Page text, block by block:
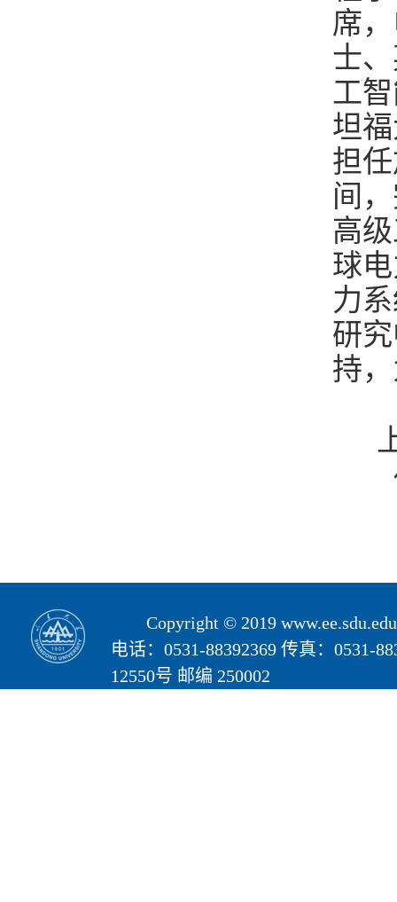
席
士
工
坦
担
间
高
球
力
研
持
Copyright © 2019
电话：0531-88392369 传真：0531-
12550号 邮编 250002